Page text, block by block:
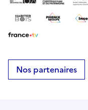
Nos partenaires